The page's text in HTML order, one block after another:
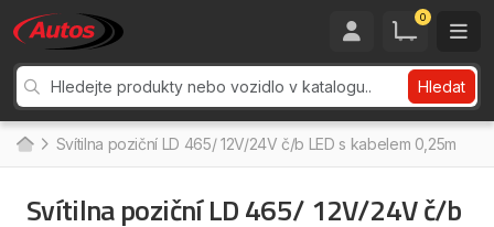
0
Hledat
Svítilna poziční LD 465/ 12V/24V č/b LED s kabelem 0,25m
Svítilna poziční LD 465/ 12V/24V č/b